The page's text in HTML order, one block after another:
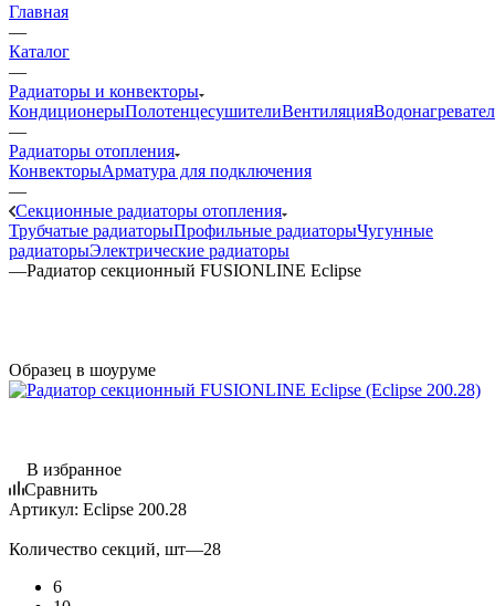
Главная
—
Каталог
—
Радиаторы и конвекторы
КондиционерыПолотенцесушителиВентиляция
—
Радиаторы отопления
КонвекторыАрматура для подключения
—
Секционные радиаторы отопления
Трубчатые радиаторыПрофильные радиаторыЧугунные
радиаторыЭлектрические радиаторы
—Радиатор секционный FUSIONLINE Eclipse
Образец в шоуруме
В избранное
Сравнить
Артикул: Eclipse 200.28
Количество секций, шт—28
6